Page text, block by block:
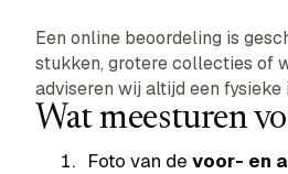
Een online beoordeling is
stukken, grotere collecties of
adviseren wij altijd een fysieke
Wat meesturen
Foto van devoor- en